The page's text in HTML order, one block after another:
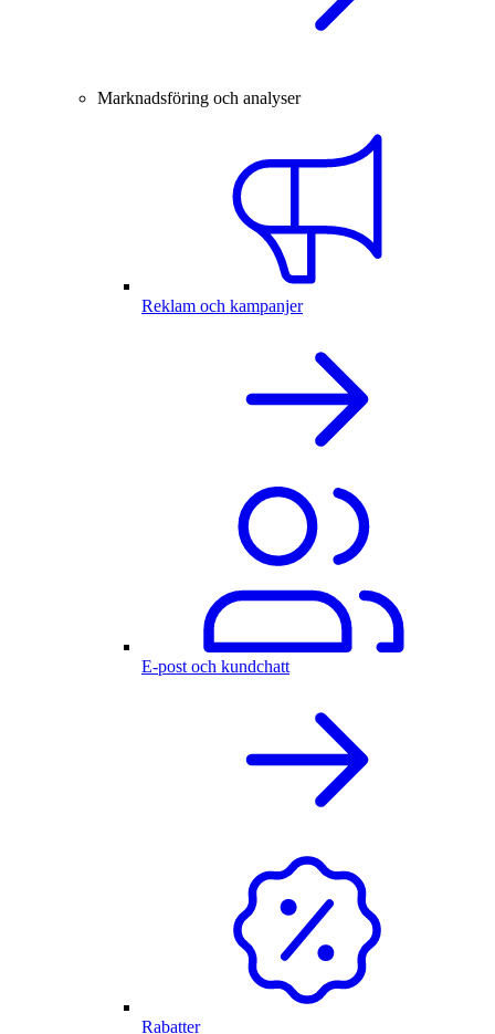
Marknadsföring och analyser
Reklam och kampanjer
E-post och kundchatt
Rabatter